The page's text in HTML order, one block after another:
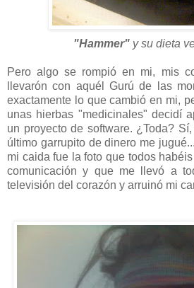
"Hammer" y su dieta
Pero algo se rompió en mi, mis
llevarón con aquél Gurú de las
exactamente lo que cambió en mi,
unas hierbas "medicinales" decidí
un proyecto de software. ¿Toda?
último garrupito de dinero me
mi caida fue la foto que todos
comunicación y que me llevó a
televisión del corazón y arruinó mi